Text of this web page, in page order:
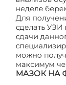
неделе
Для
сделать
сдачи
можно
максимум
МАЗОК НА